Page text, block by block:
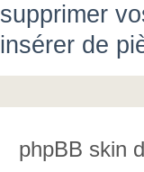
supprimer
insérer de
phpBB skin